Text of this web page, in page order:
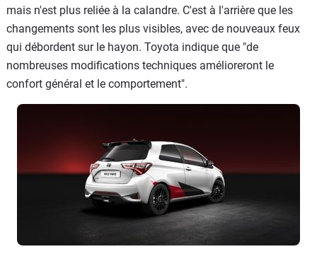
mais n'est plus reliée à la calandre. C'est à l'arrière que les
changements sont les plus visibles, avec de nouveaux feux
qui débordent sur le hayon. Toyota indique que "de
nombreuses modifications techniques amélioreront le
confort général et le comportement".